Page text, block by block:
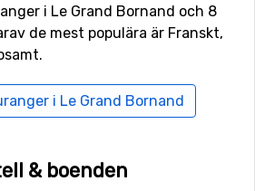
här tidigt i december och
av april.
i Le Grand Bornand och 8
de mest populära är Franskt,
i Le Grand Bornand
& boenden